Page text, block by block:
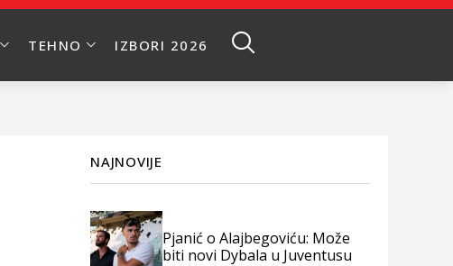
TEHNO IZBORI 2026
NAJNOVIJE
Pjanić o Alajbegoviću: Može
biti novi Dybala u Juventusu